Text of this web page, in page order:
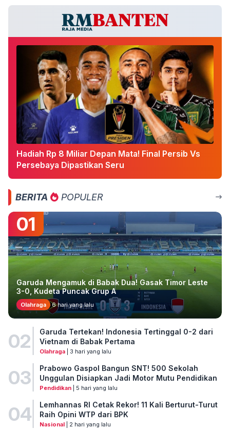
Hadiah Rp 8 Miliar Depan Mata! Final Persib Vs
Persebaya Dipastikan Seru
BERITA POPULER
01
Garuda Mengamuk di Babak Dua! Gasak Timor Leste
3-0, Kudeta Puncak Grup A
Olahraga 6 hari yang lalu
02
Garuda Tertekan! Indonesia Tertinggal 0-2 dari
Vietnam di Babak Pertama
Olahraga| 3 hari yang lalu
03
Prabowo Gaspol Bangun SNT! 500 Sekolah
Unggulan Disiapkan Jadi Motor Mutu Pendidikan
Pendidikan| 5 hari yang lalu
04
Lemhannas RI Cetak Rekor! 11 Kali Berturut-Turut
Raih Opini WTP dari BPK
Nasional| 2 hari yang lalu